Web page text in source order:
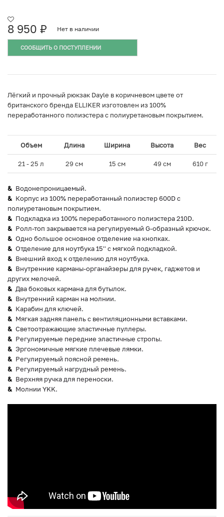
8 950 ₽ Нет в наличии
СООБЩИТЬ О ПОСТУПЛЕНИИ
Лёгкий и прочный рюкзак Dayle в коричневом цвете от
британского бренда ELLIKER изготовлен из 100%
переработанного полиэстера с полиуретановым покрытием.
Объем Длина Ширина Высота Вес
21 - 25 л 29 см 15 см 49 см 610 г
Водонепроницаемый.
Корпус из 100% переработанный полиэстер 600D с
полиуретановым покрытием.
Подкладка из 100% переработанного полиэстера 210D.
Ролл-топ закрывается на регулируемый G-образный крючок.
Одно большое основное отделение на кнопках.
Отделение для ноутбука 15'' с мягкой подкладкой.
Внешний вход к отделению для ноутбука.
Внутренние карманы-органайзеры для ручек, гаджетов и
других мелочей.
Два боковых кармана для бутылок.
Внутренний карман на молнии.
Карабин для ключей.
Мягкая задняя панель с вентиляционными вставками.
Светоотражающие эластичные пуллеры.
Регулируемые передние эластичные стропы.
Эргономичные мягкие плечевые лямки.
Регулируемый поясной ремень.
Регулируемый нагрудный ремень.
Верхняя ручка для переноски.
Молнии YKK.